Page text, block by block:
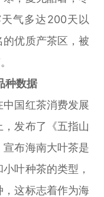
气多达200天以
的优质产茶区，被
种数据
国红茶消费发展
发布了《五指山
布海南大叶茶是
叶种茶的类型，
这标志着作为海